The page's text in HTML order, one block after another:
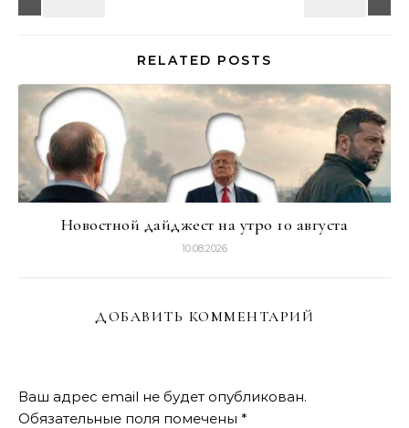
RELATED POSTS
Новостной дайджест на утро 10 августа
10.08.2026
ДОБАВИТЬ КОММЕНТАРИЙ
Ваш адрес email не будет опубликован.
Обязательные поля помечены *